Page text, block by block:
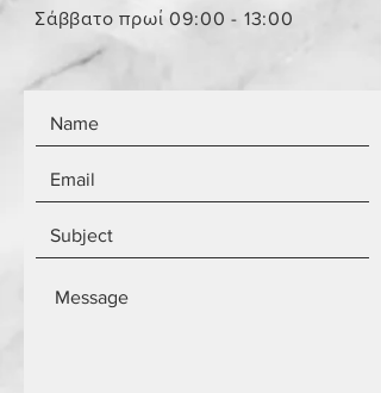
Τα αντικείμενα δεν είναι
καινούργια.
Σάββατο πρωί 09:00 - 13:00